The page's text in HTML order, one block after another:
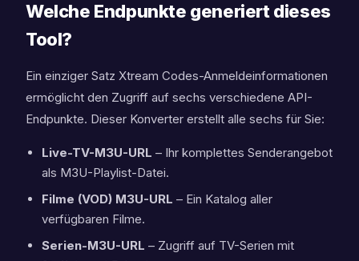
Welche Endpunkte generiert dieses
Tool?
Ein einziger Satz Xtream Codes-Anmeldeinformationen
ermöglicht den Zugriff auf sechs verschiedene API-
Endpunkte. Dieser Konverter erstellt alle sechs für Sie:
Live-TV-M3U-URL – Ihr komplettes Senderangebot
als M3U-Playlist-Datei.
Filme (VOD) M3U-URL – Ein Katalog aller
verfügbaren Filme.
Serien-M3U-URL – Zugriff auf TV-Serien mit